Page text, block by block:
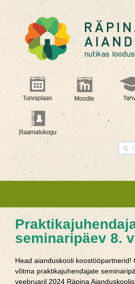
seminaripäev 8.
Head aianduskooli koostööpartnerid!
võtma praktikajuhendajate
veebruaril 2024 Räpina